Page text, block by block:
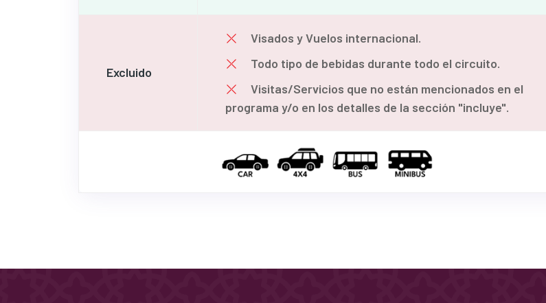
Excluido
Visados y Vuelos internacional.
Todo tipo de bebidas durante todo el circuito.
Visitas/Servicios que no están mencionados en el
programa y/o en los detalles de la sección "incluye".